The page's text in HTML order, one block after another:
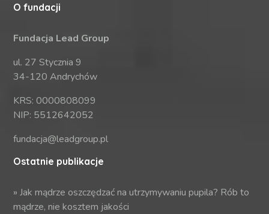
O fundacji
Fundacja Lead Group
ul. 27 Stycznia 9
34-120 Andrychów
KRS: 0000808099
NIP: 5512642052
fundacja@leadgroup.pl
Ostatnie publikacje
»Jak mądrze oszczędzać na utrzymywaniu pupila? Rób to
mądrze, nie kosztem jakości